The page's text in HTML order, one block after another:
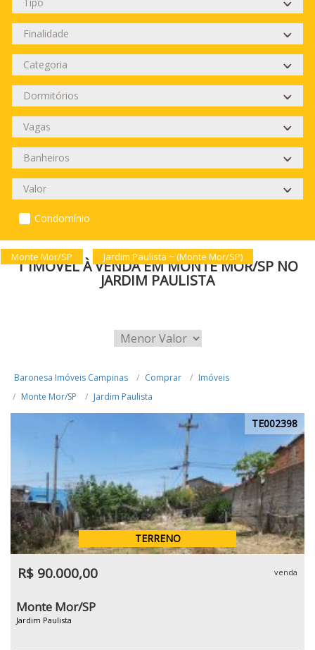
Condomínio
Monte Mor/SP Jardim Paulista ~ (Monte Mor/SP)
1 IMÓVEL À VENDA EM MONTE MOR/SP NO
JARDIM PAULISTA
Baronesa Imóveis Campinas Comprar
Imóveis
Monte Mor/SP
Jardim Paulista
TE002398
TERRENO
R$ 90.000,00 venda
Monte Mor/SP
Jardim Paulista